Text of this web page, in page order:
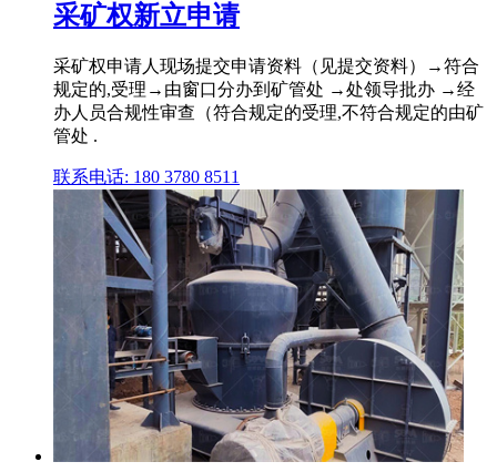
采矿权新立申请
采矿权申请人现场提交申请资料（见提交资料）→符合
规定的,受理→由窗口分办到矿管处 →处领导批办 →经
办人员合规性审查（符合规定的受理,不符合规定的由矿
管处 .
联系电话: 180 3780 8511